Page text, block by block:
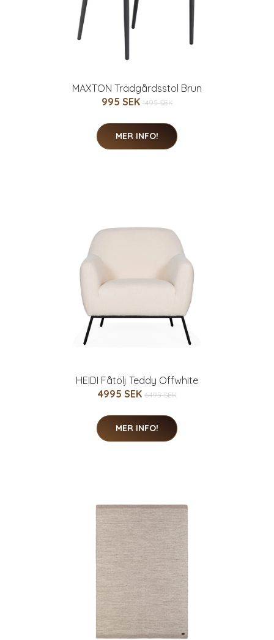
MAXTON Trädgårdsstol Brun
995 SEK 1495 SEK
MER INFO!
HEIDI Fåtölj Teddy Offwhite
4995 SEK 6495 SEK
MER INFO!